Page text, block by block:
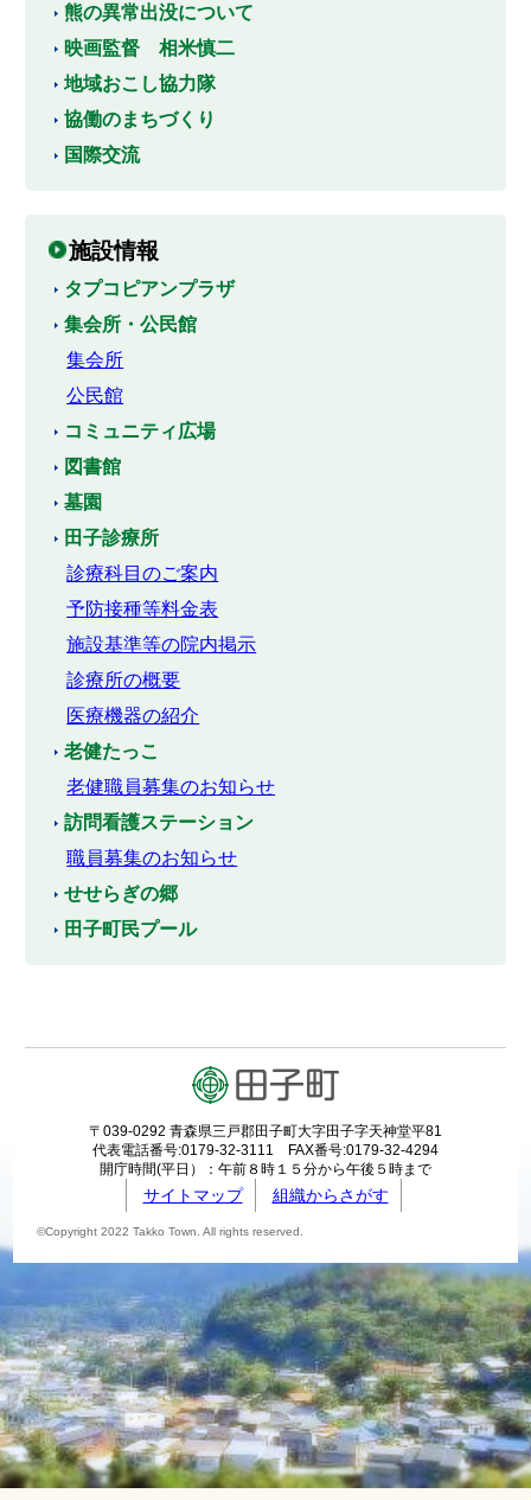
熊の異常出没について
映画監督 相米慎二
地域おこし協力隊
協働のまちづくり
国際交流
施設情報
タプコピアンプラザ
集会所・公民館
集会所
公民館
コミュニティ広場
図書館
墓園
田子診療所
診療科目のご案内
予防接種等料金表
施設基準等の院内掲示
診療所の概要
医療機器の紹介
老健たっこ
老健職員募集のお知らせ
訪問看護ステーション
職員募集のお知らせ
せせらぎの郷
田子町民プール
〒039-0292 青森県三戸郡田子町大字田子字天神堂平81
代表電話番号:0179-32-3111 FAX番号:0179-32-4294
開庁時間(平日）：午前８時１５分から午後５時まで
サイトマップ 組織からさがす
©Copyright 2022 Takko Town. All rights reserved.